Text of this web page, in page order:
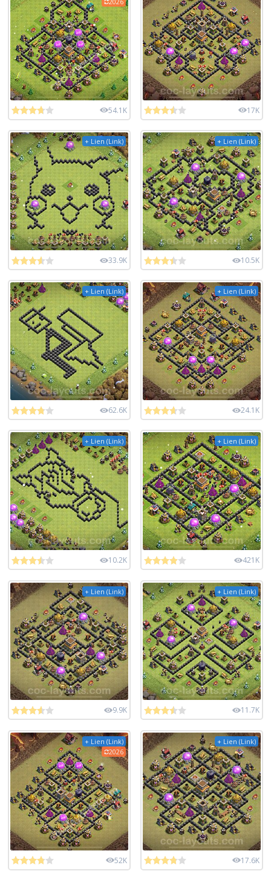
54.1K 17K
+ Lien (Link)
33.9K
+ Lien (Link)
10.5K
+ Lien (Link)
62.6K
+ Lien (Link)
24.1K
+ Lien (Link)
10.2K
+ Lien (Link)
421K
+ Lien (Link)
9.9K
+ Lien (Link)
11.7K
+ Lien (Link)
2026
52K
+ Lien (Link)
17.6K